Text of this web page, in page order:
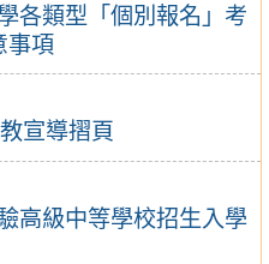
各類型「個別報名」考
事項
宣導摺頁
高級中等學校招生入學